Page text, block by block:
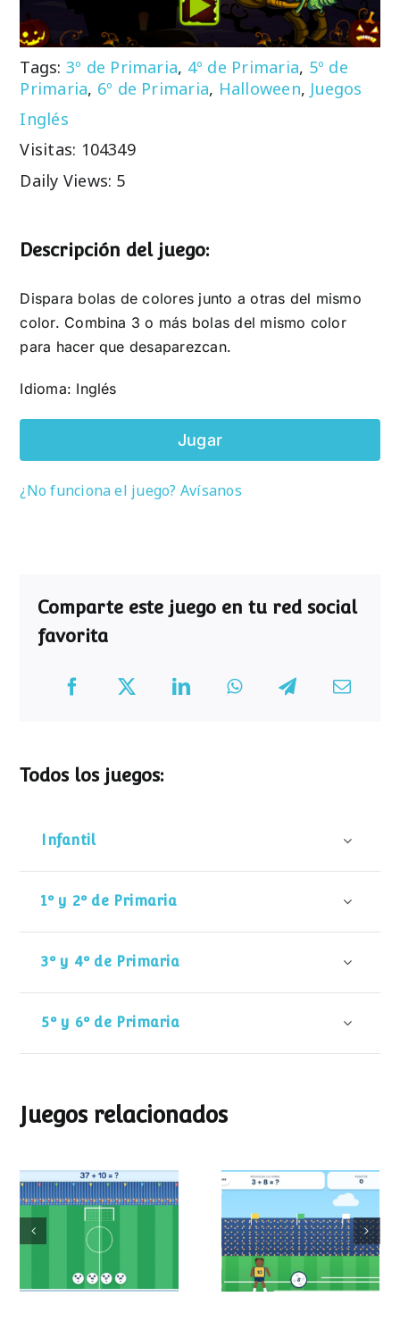
Tags: 3º de Primaria, 4º de Primaria, 5º de
Primaria, 6º de Primaria, Halloween, Juegos
Inglés
Visitas: 104349
Daily Views: 5
Descripción del juego:
Dispara bolas de colores junto a otras del mismo
color. Combina 3 o más bolas del mismo color
para hacer que desaparezcan.
Idioma: Inglés
Jugar
¿No funciona el juego? Avísanos
Comparte este juego en tu red social
favorita
Todos los juegos:
Infantil
1º y 2º de Primaria
3º y 4º de Primaria
5º y 6º de Primaria
Juegos relacionados
Mundial de
operaciones
Partido de sumas